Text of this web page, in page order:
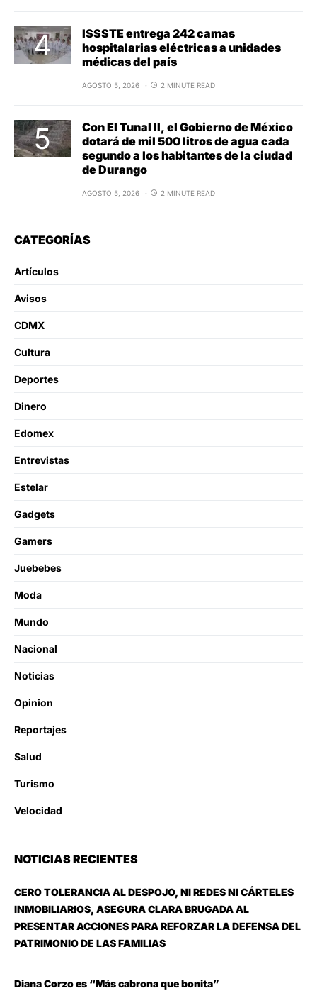
ISSSTE entrega 242 camas
hospitalarias eléctricas a unidades
médicas del país
AGOSTO 5, 2026 2 MINUTE READ
Con El Tunal II, el Gobierno de México
dotará de mil 500 litros de agua cada
segundo a los habitantes de la ciudad
de Durango
AGOSTO 5, 2026 2 MINUTE READ
CATEGORÍAS
Artículos
Avisos
CDMX
Cultura
Deportes
Dinero
Edomex
Entrevistas
Estelar
Gadgets
Gamers
Juebebes
Moda
Mundo
Nacional
Noticias
Opinion
Reportajes
Salud
Turismo
Velocidad
NOTICIAS RECIENTES
CERO TOLERANCIA AL DESPOJO, NI REDES NI CÁRTELES
INMOBILIARIOS, ASEGURA CLARA BRUGADA AL
PRESENTAR ACCIONES PARA REFORZAR LA DEFENSA DEL
PATRIMONIO DE LAS FAMILIAS
Diana Corzo es “Más cabrona que bonita”